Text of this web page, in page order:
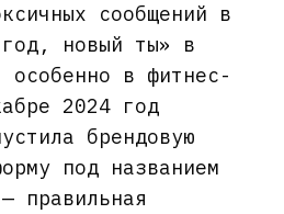
сообщений в
год, новый ты» в
особенно в фитнес-
2024 год
брендовую
под названием
правильная